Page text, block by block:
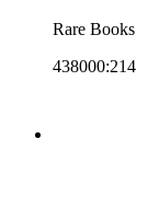
Rare Books
438000:214